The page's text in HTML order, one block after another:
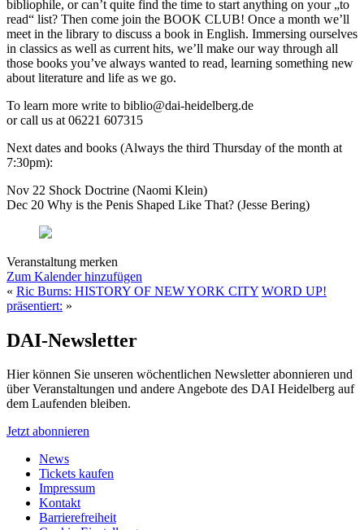
bibliophile, or can’t quite find the time to start anything on your „to
read“ list? Then come join the BOOK CLUB! Once a month we’ll
meet in the library to discuss a book in English. Immersing ourselves
in classics as well as current hits, we’ll make our way through all
those books you’ve always wanted to read, learning something new
about literature and life as we go.
To learn more write to biblio@dai-heidelberg.de
or call us at 06221 607315
Next dates and books (Always the third Thursday of the month at
7:30pm):
Nov 22 Shock Doctrine (Naomi Klein)
Dec 20 Why is the Penis Shaped Like That? (Jesse Bering)
Veranstaltung merken
Zum Kalender hinzufügen
« Ric Burns: HISTORY OF NEW YORK CITY WORD UP!
präsentiert: »
DAI-Newsletter
Hier können Sie unseren wöchentlichen Newsletter abonnieren und
über Veranstaltungen und andere Angebote des DAI Heidelberg auf
dem Laufenden bleiben.
Jetzt abonnieren
News
Tickets kaufen
Impressum
Kontakt
Barrierefreiheit